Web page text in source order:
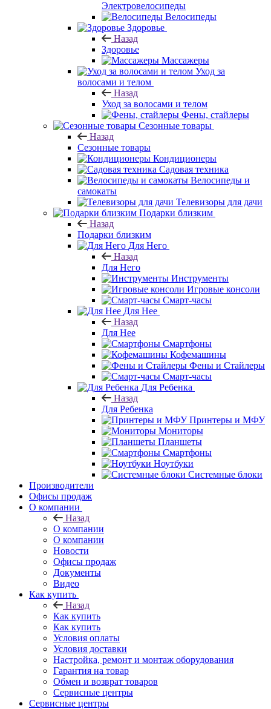
Электровелосипеды
Велосипеды
Здоровье
Назад
Здоровье
Массажеры
Уход за
волосами и телом
Назад
Уход за волосами и телом
Фены, стайлеры
Сезонные товары
Назад
Сезонные товары
Кондиционеры
Садовая техника
Велосипеды и
самокаты
Телевизоры для дачи
Подарки близким
Назад
Подарки близким
Для Него
Назад
Для Него
Инструменты
Игровые консоли
Смарт-часы
Для Нее
Назад
Для Нее
Смартфоны
Кофемашины
Фены и Стайлеры
Смарт-часы
Для Ребенка
Назад
Для Ребенка
Принтеры и МФУ
Мониторы
Планшеты
Смартфоны
Ноутбуки
Системные блоки
Производители
Офисы продаж
О компании
Назад
О компании
О компании
Новости
Офисы продаж
Документы
Видео
Как купить
Назад
Как купить
Как купить
Условия оплаты
Условия доставки
Настройка, ремонт и монтаж оборудования
Гарантия на товар
Обмен и возврат товаров
Сервисные центры
Сервисные центры